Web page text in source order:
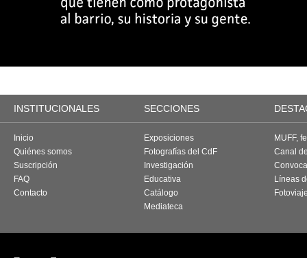
INSTITUCIONALES SECCIONES
Inicio
Quiénes somos
Suscripción
FAQ
Contacto
Exposiciones
Fotografías del CdF
Investigación
Educativa
Catálogo
Mediateca
MUFF,
Canal
Líneas